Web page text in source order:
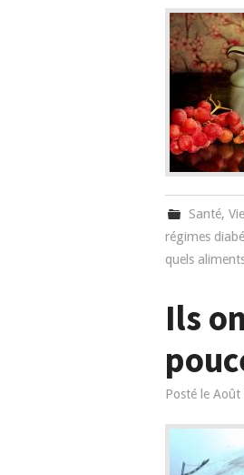
Santé,Vie
régimes
quels
Ils
Posté le Août